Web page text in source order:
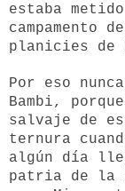
estaba
campamento
planicies de
Por eso
Bambi,
salvaje de
ternura
algún día
patria de la